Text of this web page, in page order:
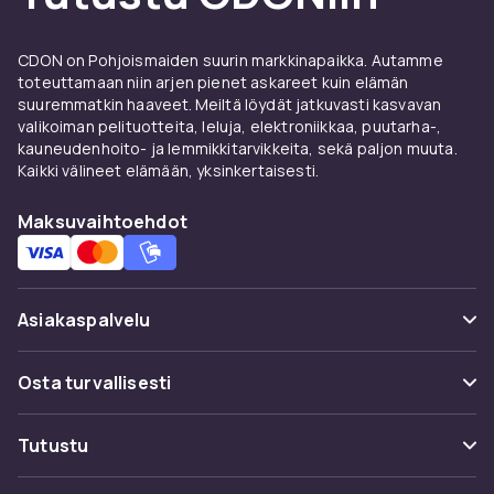
ei ole koskaan liian myöhäistä sukeltaa niiden
maailmoihin.
Xbox Series X - nopeampi,
vahvempi, parempi
vaikuttavalla suorituskyvyllä ja jännittävillä
peleillä. Tutustu Xbox-sarjan äärimmäiseen
lisävarusteita, joiden avulla voit pelata
tyylikkäästi.
Oletko valmis sukeltamaan pelien maailmaan?
Oletpa sitten Nintendo-harrastaja,
PlayStation-fani tai Xbox-fani, CDONilla on
kaikki mitä tarvitset tehdäksesi
CDON on Pohjoismaiden suurin markkinapaikka. Autamme
toteuttamaan niin arjen pienet askareet kuin elämän
suuremmatkin haaveet. Meiltä löydät jatkuvasti kasvavan
valikoiman pelituotteita, leluja, elektroniikkaa, puutarha-,
kauneudenhoito- ja lemmikkitarvikkeita, sekä paljon muuta.
Kaikki välineet elämään, yksinkertaisesti.
Maksuvaihtoehdot
Asiakaspalvelu
Usein kysyttyä (UKK)
Seuraa pakettia
Osta turvallisesti
Maksuvaihtoehdot
Toimitus
Tutustu